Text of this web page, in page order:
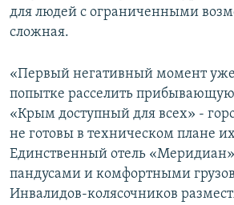
для людей с ограниченными
сложная.
«Первый негативный момент
попытке расселить
«Крым доступный для всех» -
не готовы в техническом плане
Единственный отель «Меридиан»
пандусами и комфортными
Инвалидов-колясочников